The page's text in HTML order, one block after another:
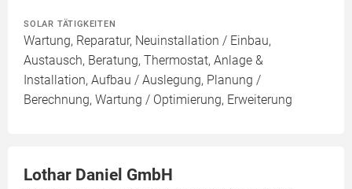
SOLAR TÄTIGKEITEN
Wartung, Reparatur, Neuinstallation / Einbau,
Austausch, Beratung, Thermostat, Anlage &
Installation, Aufbau / Auslegung, Planung /
Berechnung, Wartung / Optimierung, Erweiterung
Lothar Daniel GmbH